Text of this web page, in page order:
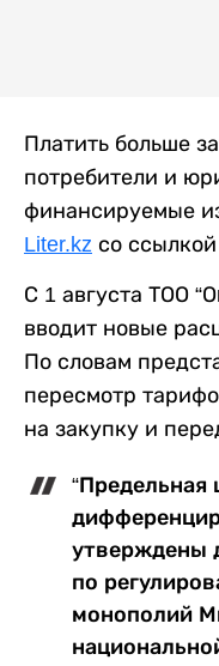
Платить больше
потребители и
финансируемые
Liter.kz со
С 1 августа ТОО
вводит новые
По словам
пересмотр
на закупку и
“Предельная
утверждены
по
монополий